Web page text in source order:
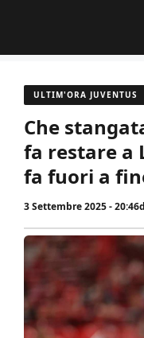
contenuto
ULTIM'ORA JUVENTUS
Che
fa restare a
fa fuori a
3 Settembre 2025 - 20:46